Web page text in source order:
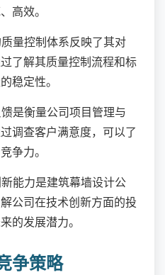
高效。
量控制体系反映了其对
了解其质量控制流程和标
稳定性。
是衡量公司项目管理与
调查客户满意度，可以了
争力。
能力是建筑幕墙设计公
公司在技术创新方面的投
的发展潜力。
争策略